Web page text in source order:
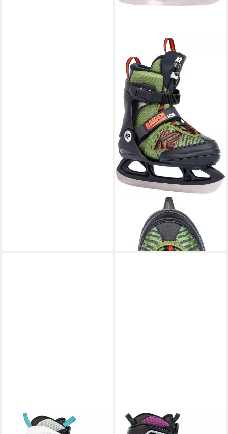
Schlittschuhe
ab 95,00 €
lieferbar - in 5-6 Werktagen bei dir